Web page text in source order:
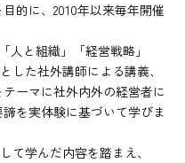
的に、2010年以来毎年開催
人と組織」「経営戦略」
した社外講師による講義、
ーマに社外内外の経営者に
を実体験に基づいて学びま
て学んだ内容を踏まえ、